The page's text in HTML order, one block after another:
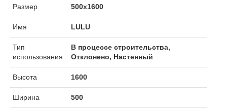
Размер 500x1600
Имя LULU
Тип
использования
В процессе строительства,
Отклонено, Настенный
Высота 1600
Ширина 500